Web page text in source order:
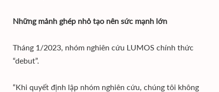
Những mảnh ghép nhỏ tạo nên sức mạnh lớn
Tháng 1/2023, nhóm nghiên cứu LUMOS chính thức
“debut”.
“Khi quyết định lập nhóm nghiên cứu, chúng tôi không